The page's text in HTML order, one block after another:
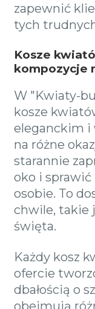
zapewnić
tych
Kosze
kompozycje
W "Kwiaty-
kosze
eleganckim
na różne
starannie
oko i sprawić
osobie. To
chwile, takie
święta.
Każdy kosz
ofercie
dbałością o
obejmują